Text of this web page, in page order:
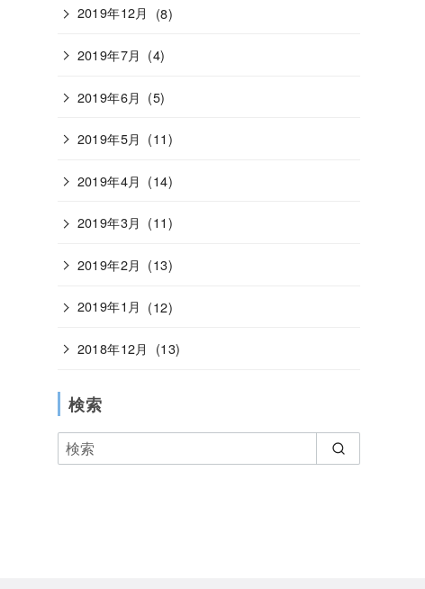
2019年12月 (8)
2019年7月 (4)
2019年6月 (5)
2019年5月 (11)
2019年4月 (14)
2019年3月 (11)
2019年2月 (13)
2019年1月 (12)
2018年12月 (13)
検索